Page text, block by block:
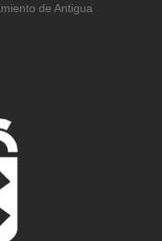
de Antigua